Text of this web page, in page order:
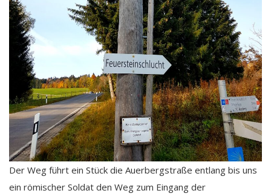
Der Weg führt ein Stück die Auerbergstraße entlang bis uns
ein römischer Soldat den Weg zum Eingang der